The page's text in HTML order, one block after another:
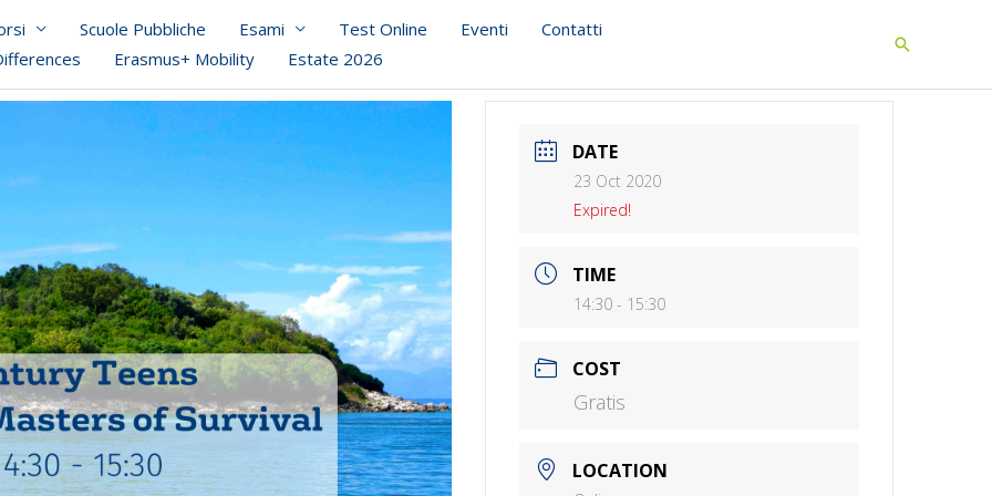
Scuole Pubbliche Esami Test Online Eventi
Contatti
Erasmus+ Mobility Estate 2026 Search
DATE
23 Oct 2020
Expired!
TIME
14:30 - 15:30
COST
Gratis
LOCATION